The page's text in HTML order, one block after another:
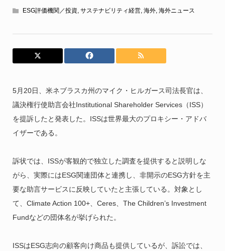
ESG評価機関／投資, サステナビリティ経営, 海外, 海外ニュース
5月20日、米ネブラスカ州のマイク・ヒルガース司法長官は、
議決権行使助言会社Institutional Shareholder Services（ISS）
を提訴したと発表した。ISSは世界最大のプロキシー・アドバ
イザーである。
訴状では、ISSが客観的で独立した調査を提供すると説明しな
がら、実際にはESG関連団体と連携し、非開示のESG方針を主
要な助言サービスに反映していたと主張している。対象とし
て、Climate Action 100+、Ceres、The Children’s Investment
Fundなどの団体名が挙げられた。
ISSはESG志向の顧客向け商品も提供しているが、訴訟では、